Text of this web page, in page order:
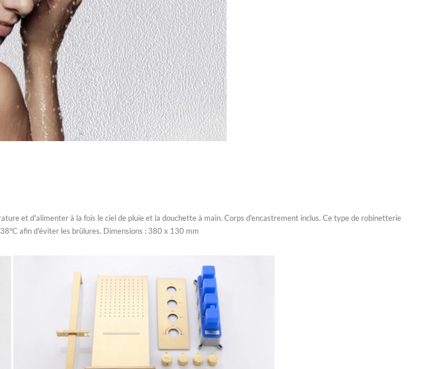
et d'alimenter à la fois le ciel de pluie et la douchette à main. Corps d'encastrement inclus. Ce type de robinetterie
afin d'éviter les brûlures. Dimensions : 380 x 130 mm